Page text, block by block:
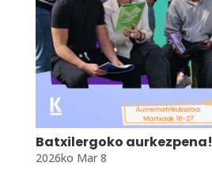
Batxilergoko aurkezpena!
2026ko Mar 8